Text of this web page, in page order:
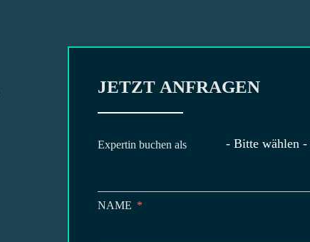
JETZT ANFRAGEN
Expertin buchen als - Bitte wählen -
NAME